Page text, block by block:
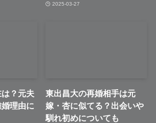
2025-03-27
？元夫
理由に
東出昌大の再婚相手は元
嫁・杏に似てる？出会いや
馴れ初めについても